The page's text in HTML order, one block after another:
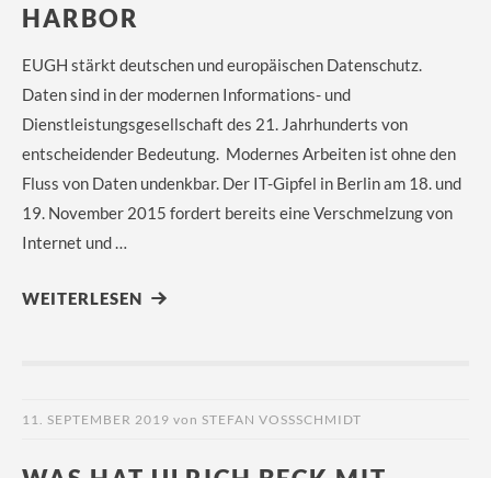
HARBOR
EUGH stärkt deutschen und europäischen Datenschutz.
Daten sind in der modernen Informations- und
Dienstleistungsgesellschaft des 21. Jahrhunderts von
entscheidender Bedeutung. Modernes Arbeiten ist ohne den
Fluss von Daten undenkbar. Der IT-Gipfel in Berlin am 18. und
19. November 2015 fordert bereits eine Verschmelzung von
Internet und …
WEITERLESEN
11. SEPTEMBER 2019 von STEFAN VOSSSCHMIDT